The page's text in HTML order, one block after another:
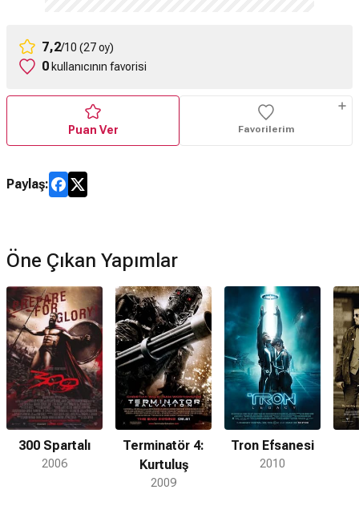
7,2/10 (27 oy)
0kullanıcının favorisi
Puan Ver Favorilerim
Paylaş:
Öne Çıkan Yapımlar
300 Spartalı
2006
Terminatör 4:
Kurtuluş
2009
Tron Efsanesi
2010